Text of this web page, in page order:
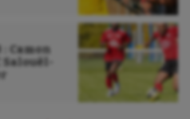
: Camon
Salouël-